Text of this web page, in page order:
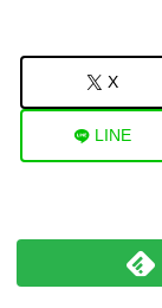
X
LINE